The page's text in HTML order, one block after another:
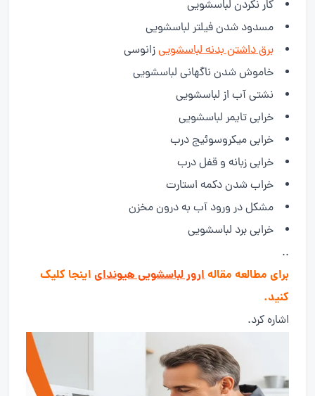
کار نکردن لباسشویی
مسدود شدن فیلتر لباسشویی
برق داشتن بدنه لباسشوییزانوسی
خاموش شدن ناگهانی لباسشویی
نشتی آب از لباسشویی
خرابی تایمر لباسشویی
خرابی میکروسوئیج درب
خرابی زبانه و قفل درب
خراب شدن دکمه استارت
مشکل در ورود آب به درون مخزن
خرابی برد لباسشویی
..
برای مطالعه مقالهارور لباسشویی هیوندای اینجا کلیک
کنید.
اشاره کرد.